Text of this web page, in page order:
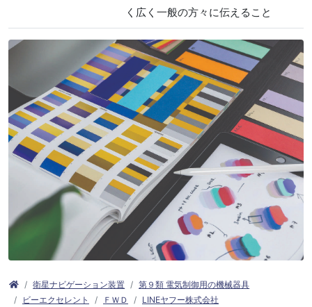
く広く一般の方々に伝えること
衛星ナビゲーション装置
第９類 電気制御用の機械器具
ビーエクセレント
ＦＷＤ LINEヤフー株式会社